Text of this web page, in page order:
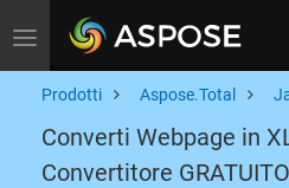
Toggle navigation
Prodotti Aspose.Total
Converti Webpage in
Convertitore